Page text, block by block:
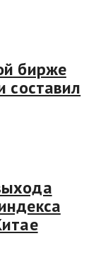
бирже
составил